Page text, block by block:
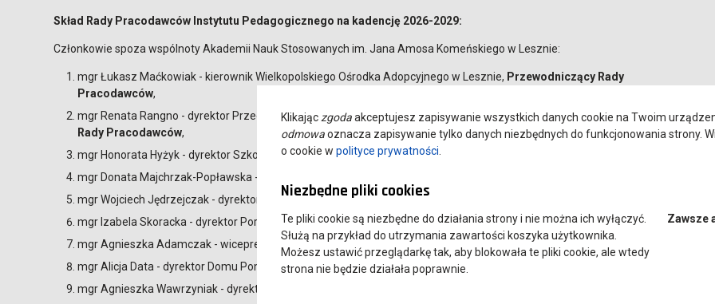
Skład Rady Pracodawców Instytutu Pedagogicznego na kadencję 2026-2029:
Członkowie spoza wspólnoty Akademii Nauk Stosowanych im. Jana Amosa Komeńskiego w Lesznie:
mgr Łukasz Maćkowiak - kierownik Wielkopolskiego Ośrodka Adopcyjnego w Lesznie, Przewodniczący Rady
Pracodawców,
mgr Renata Rangno - dyrektor Przedszkola Miejskiego nr 20 „Baśniowa Kraina” w Lesznie,Zastępca Przewodniczącego
Rady Pracodawców,
mgr Honorata Hyżyk - dyrektor Szkoły Podstawowej nr 2 im. Obrońców Polskiego Morza w Lesznie,
mgr Donata Majchrzak-Popławska - dyrektor Miejskiego Ośrodka Pomocy Rodzinie w Lesznie,
mgr Wojciech Jędrzejczak - dyrektor Szkoły Podstawowej im. Tadeusza Łopuszańskiego w Dąbczu,
mgr Izabela Skoracka - dyrektor Poradni Psychologiczno-Pedagogicznej w Lesznie,
mgr Agnieszka Adamczak - wiceprezes zarządu Fundacji Comeniusa,
mgr Alicja Data - dyrektor Domu Pomocy Społecznej w Lesznie,
mgr Agnieszka Wawrzyniak - dyrektor Niepublicznego Przedszkola i Żłobka „Kolorowy Świat” w Lesznie,
Klikając zgodaakceptujesz zapisywanie wszystkich danych cookie na Twoim
odmowaoznacza zapisywanie tylko danych niezbędnych do funkcjonowania strony.
o cookie w polityce prywatności
Niezbędne pliki cookies
Te pliki cookie są niezbędne do działania strony i nie można ich wyłączyć.
Służą na przykład do utrzymania zawartości koszyka użytkownika.
Możesz ustawić przeglądarkę tak, aby blokowała te pliki cookie, ale wtedy
strona nie będzie działała poprawnie.
Zawsze